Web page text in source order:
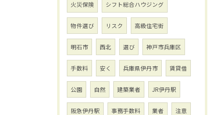
火災保険 シフト総合ハウジング
物件選び リスク 高級住宅街
明石市 西北 選び 神戸市兵庫区
手数料 安く 兵庫県伊丹市 賃貸借
公園 自然 建築業者 JR伊丹駅
阪急伊丹駅 事務手数料 業者 注意